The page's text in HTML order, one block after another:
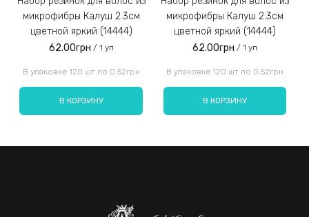
микрофибры Калуш 2.3см
цветной яркий (14444)
62.00грн / 1 уп
В упаковке 120 шт по 0.52грн
В КОРЗИНУ
микрофибры Калуш 2.3см
цветной яркий (14444)
62.00грн / 1 уп
В упаковке 120 шт по 0.52грн
В КОРЗИНУ